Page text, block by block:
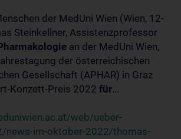
der MedUni Wien (Wien, 12-
Steinkellner, Assistenzprofessor
an der MedUni Wien,
der österreichischen
Gesellschaft (APHAR) in Graz
Konzett-Preis 2022 für...
web/ueber-
news-im-oktober-2022/thomas-